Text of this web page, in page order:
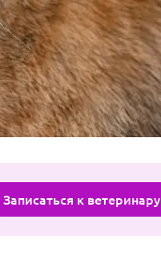
Записаться к ветеринару